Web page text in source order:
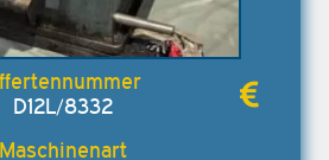
D12L/8332